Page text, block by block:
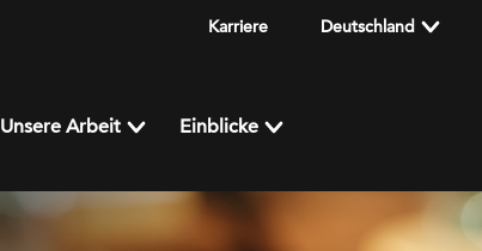
Karriere Deutschland
Unsere Arbeit Einblicke